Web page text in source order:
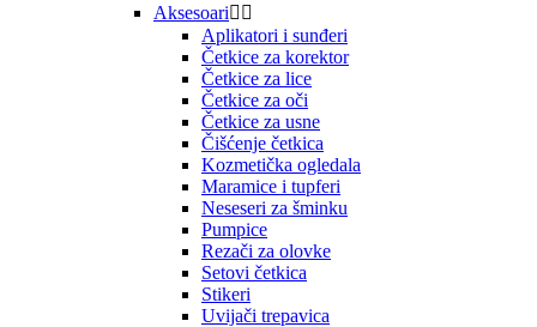
Aksesoari 
Aplikatori i sunđeri
Četkice za korektor
Četkice za lice
Četkice za oči
Četkice za usne
Čišćenje četkica
Kozmetička ogledala
Maramice i tupferi
Neseseri za šminku
Pumpice
Rezači za olovke
Setovi četkica
Stikeri
Uvijači trepavica